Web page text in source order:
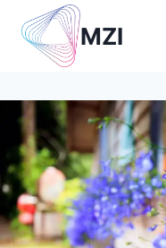
content
MZI